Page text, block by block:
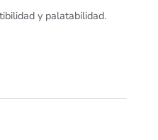
y palatabilidad.